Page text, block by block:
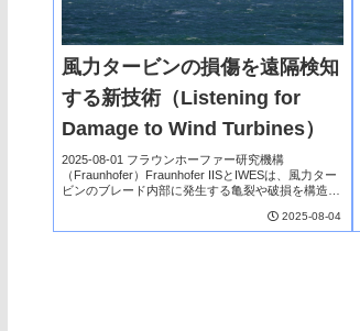
風力タービンの損傷を遠隔検知
する新技術（Listening for
Damage to Wind Turbines）
2025-08-01 フラウンホーファー研究機構
（Fraunhofer）Fraunhofer IISとIWESは、風力ター
ビンのブレード内部に発生する亀裂や破損を構造音
2025-08-04